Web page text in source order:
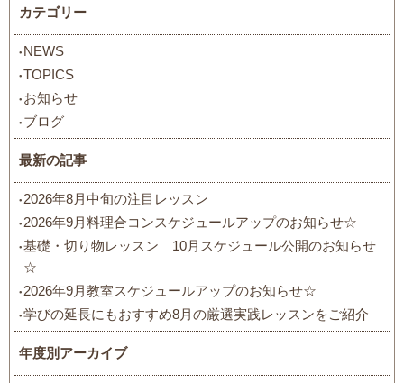
カテゴリー
NEWS
TOPICS
お知らせ
ブログ
最新の記事
2026年8月中旬の注目レッスン
2026年9月料理合コンスケジュールアップのお知らせ☆
基礎・切り物レッスン 10月スケジュール公開のお知らせ
☆
2026年9月教室スケジュールアップのお知らせ☆
学びの延長にもおすすめ8月の厳選実践レッスンをご紹介
年度別アーカイブ